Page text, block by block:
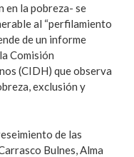
en la pobreza- se
al “perfilamiento
de un informe
Comisión
(CIDH) que observa
exclusión y
de las
Bulnes, Alma